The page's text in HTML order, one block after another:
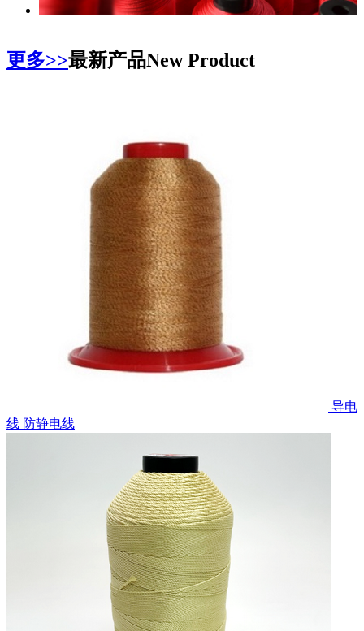
更多>>最新产品New Product
导电
线 防静电线